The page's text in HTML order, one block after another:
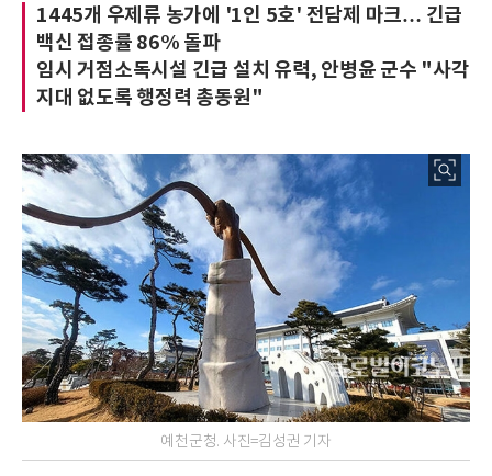
1445개 우제류 농가에 '1인 5호' 전담제 마크… 긴급
백신 접종률 86% 돌파
임시 거점소독시설 긴급 설치 유력, 안병윤 군수 "사각
지대 없도록 행정력 총동원"
예천군청. 사진=김성권 기자